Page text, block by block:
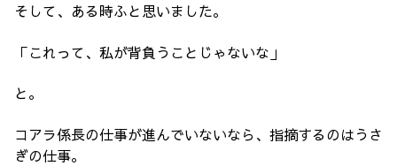
そして、ある時ふと思いました。
「これって、私が背負うことじゃないな」
と。
コアラ係長の仕事が進んでいないなら、指摘するのはうさ
ぎの仕事。